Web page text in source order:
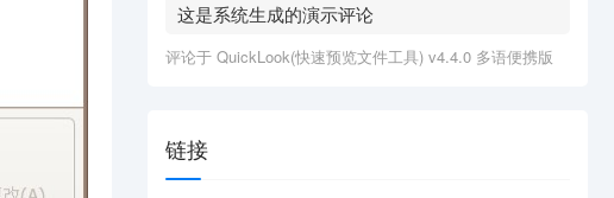
这是系统生成的演示评论
评论于 QuickLook(快速预览文件工具) v4.4.0 多语便携版
链接